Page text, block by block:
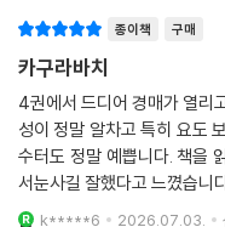
종이책 구매
카구라바치
4권에서 드디어 경매가 열리
성이 정말 알차고 특히 요도
수터도 정말 예쁩니다. 책을
서눈사길 잘했다고 느꼈습니
k*****6 2026.07.03.